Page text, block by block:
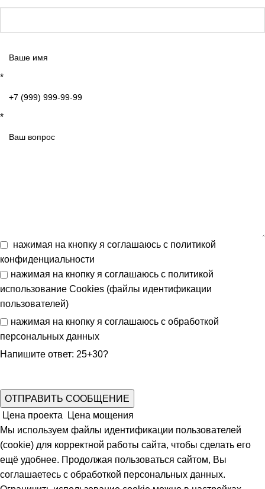
*
*
нажимая на кнопку я соглашаюсь с политикой
конфиденциальности
нажимая на кнопку я соглашаюсь с политикой
использование Cookies (файлы идентификации
пользователей)
нажимая на кнопку я соглашаюсь с обработкой
персональных данных
Напишите ответ: 25+30?
Цена проекта
Цена мощения
Мы используем файлы идентификации пользователей
(cookie) для корректной работы сайта, чтобы сделать его
ещё удобнее. Продолжая пользоваться сайтом, Вы
соглашаетесь с обработкой персональных данных.